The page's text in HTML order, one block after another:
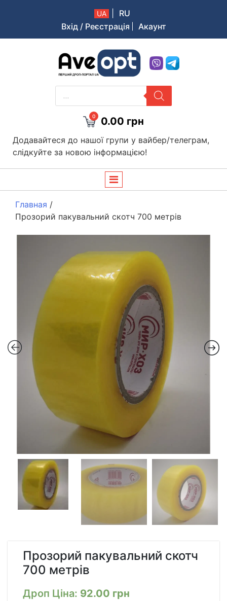
UA
RU
Вхід / Реєстрація
Акаунт
Aveopt – оптова дропшипінг платформа в Україні
PRODUCTS
SEARCH
0 0.00 грн
Додавайтеся до нашої групи у вайбер/телеграм,
слідкуйте за новою інформацією!
Главная /
Прозорий пакувальний скотч 700 метрів
Прозорий пакувальний скотч
700 метрів
Дроп Ціна: 92.00 грн